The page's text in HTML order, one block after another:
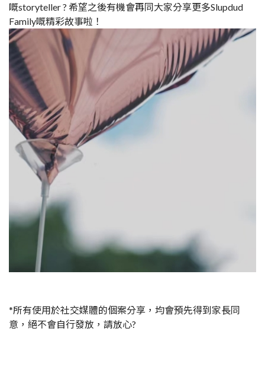
嘅storyteller ? 希望之後有機會再同大家分享更多Slupdud
Family嘅精彩故事啦！
*所有使用於社交媒體的個案分享，均會預先得到家長同
意，絕不會自行發放，請放心?